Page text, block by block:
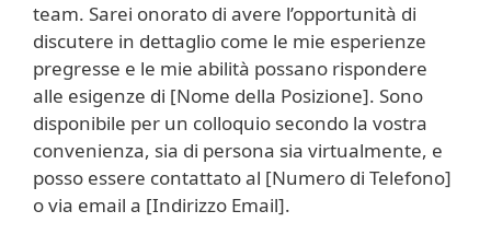
team. Sarei onorato di avere l’opportunità di
discutere in dettaglio come le mie esperienze
pregresse e le mie abilità possano rispondere
alle esigenze di [Nome della Posizione]. Sono
disponibile per un colloquio secondo la vostra
convenienza, sia di persona sia virtualmente, e
posso essere contattato al [Numero di Telefono]
o via email a [Indirizzo Email].